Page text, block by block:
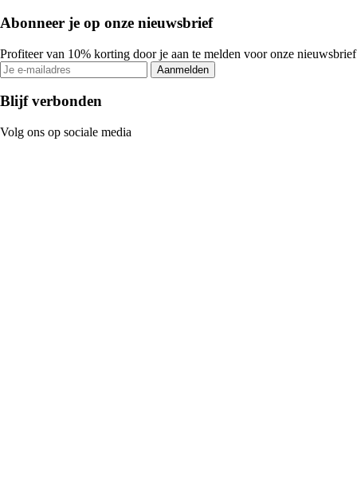
Abonneer je op onze nieuwsbrief
Profiteer van 10% korting door je aan te melden voor onze nieuwsbrief
Aanmelden
Blijf verbonden
Volg ons op sociale media